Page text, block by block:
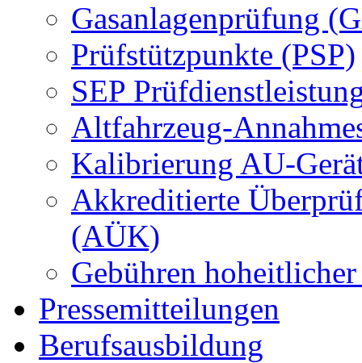
Gasanlagenprüfung
Prüfstützpunkte (PSP)
SEP
Altfahrzeug-
Kalibrierung AU-
Akkreditierte
(AÜK)
Gebühren
Pressemitteilungen
Berufsausbildung